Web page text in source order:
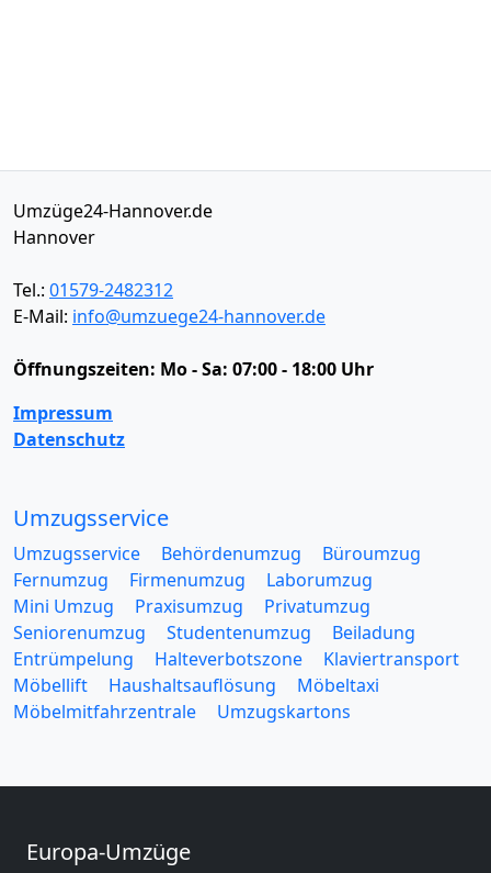
Umzüge24-Hannover.de
Hannover
Tel.: 01579-2482312
E-Mail: info@umzuege24-hannover.de
Öffnungszeiten: Mo - Sa: 07:00 - 18:00 Uhr
Impressum
Datenschutz
Umzugsservice
Umzugsservice Behördenumzug
Büroumzug
Fernumzug
Firmenumzug
Laborumzug
Mini Umzug
Praxisumzug
Privatumzug
Seniorenumzug
Studentenumzug
Beiladung
Entrümpelung
Halteverbotszone
Klaviertransport
Möbellift
Haushaltsauflösung
Möbeltaxi
Möbelmitfahrzentrale
Umzugskartons
Europa-Umzüge